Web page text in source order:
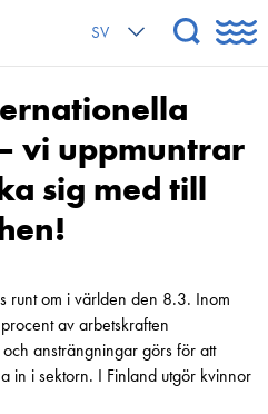
SV
vi uppmuntrar
sig med till
runt om i världen den 8.3. Inom
av arbetskraften
ansträngningar görs för att
in i sektorn. I Finland utgör kvinnor